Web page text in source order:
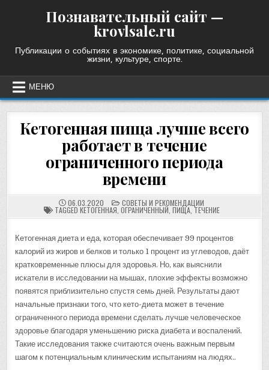
Познавательный сайт —
krovlsale.ru
Публикации о событиях в экономике, политике, социальной
жизни, культуре, спорте.
МЕНЮ
Кетогенная пища лучше всего
работает в течение
ограниченного периода
времени
06.03.2020 POSTED
IN
СОВЕТЫ И РЕКОМЕНДАЦИИ
TAGGED КЕТОГЕННАЯ ОГРАНИЧЕННЫЙ ПИЩА, ТЕЧЕНИЕ
Кетогенная диета и еда, которая обеспечивает 99 процентов
калорий из жиров и белков и только 1 процент из углеводов, даёт
кратковременные плюсы для здоровья. Но, как выяснили
искатели в исследовании на мышах, плохие эффекты возможно
появятся приблизительно спустя семь дней. Результаты дают
начальные признаки того, что кето-диета может в течение
ограниченного периода времени сделать лучше человеческое
здоровье благодаря уменьшению риска диабета и воспалений.
Такие исследования также считаются очень важным первым
шагом к потенциальным клиническим испытаниям на людях..